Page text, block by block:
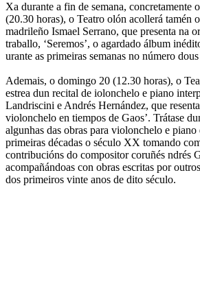
Xa durante a fin de semana, concretamente
(20.30 horas), o Teatro olón acollerá tamén
madrileño Ismael Serrano, que presenta na
traballo, ‘Seremos’, o agardado álbum
urante as primeiras semanas no número
Ademais, o domingo 20 (12.30 horas), o
estrea dun recital de iolonchelo e piano
Landriscini e Andrés Hernández, que
violonchelo en tiempos de Gaos’. Trátase
algunhas das obras para violonchelo e piano
primeiras décadas o século XX tomando
contribucións do compositor coruñés ndrés
acompañándoas con obras escritas por
dos primeiros vinte anos de dito século.